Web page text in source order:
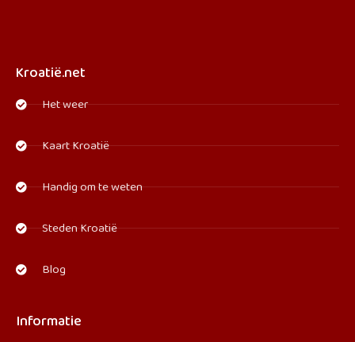
Kroatië.net
Het weer
Kaart Kroatië
Handig om te weten
Steden Kroatië
Blog
Informatie